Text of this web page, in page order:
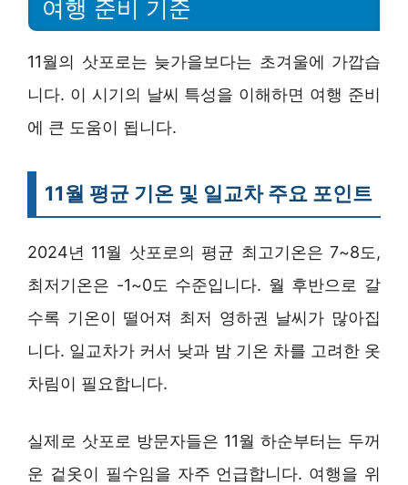
여행 준비 기준
11월의 삿포로는 늦가을보다는 초겨울에 가깝습
니다. 이 시기의 날씨 특성을 이해하면 여행 준비
에 큰 도움이 됩니다.
11월 평균 기온 및 일교차 주요 포인트
2024년 11월 삿포로의 평균 최고기온은 7~8도,
최저기온은 -1~0도 수준입니다. 월 후반으로 갈
수록 기온이 떨어져 최저 영하권 날씨가 많아집
니다. 일교차가 커서 낮과 밤 기온 차를 고려한 옷
차림이 필요합니다.
실제로 삿포로 방문자들은 11월 하순부터는 두꺼
운 겉옷이 필수임을 자주 언급합니다. 여행을 위